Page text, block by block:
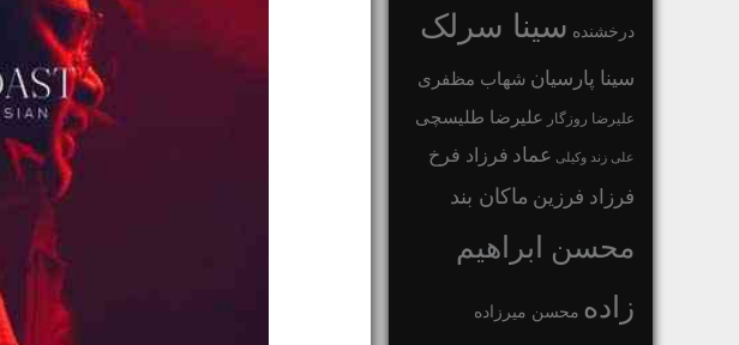
درخشنده سینا سرلک
سینا پارسیان شهاب مظفری
علیرضا روزگار علیرضا طلیسچی
علی زند وکیلی عماد فرزاد فرخ
فرزاد فرزین ماکان بند
محسن ابراهیم
زاده محسن میرزاده